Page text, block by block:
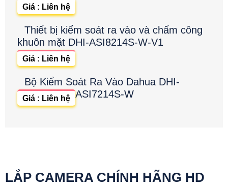
Giá : Liên hệ
Thiết bị kiểm soát ra vào và chấm công
khuôn mặt DHI-ASI8214S-W-V1
Giá : Liên hệ
Bộ Kiểm Soát Ra Vào Dahua DHI-
ASI7214S-W
Giá : Liên hệ
LẮP CAMERA CHÍNH HÃNG HD